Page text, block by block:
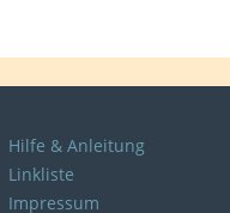
Hilfe & Anleitung
Linkliste
Impressum